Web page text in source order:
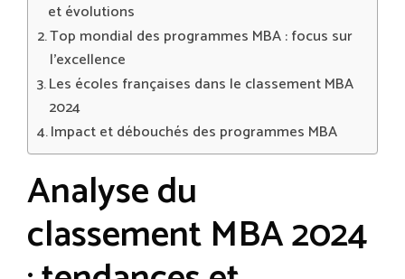
et évolutions
Top mondial des programmes MBA : focus sur
l’excellence
Les écoles françaises dans le classement MBA
2024
Impact et débouchés des programmes MBA
Analyse du
classement MBA 2024